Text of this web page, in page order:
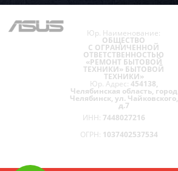
Юр. Наименование:
ОБЩЕСТВО
С ОГРАНИЧЕННОЙ
ОТВЕТСТВЕННОСТЬЮ
«РЕМОНТ БЫТОВОЙ
ТЕХНИКИ» БЫТОВОЙ
ТЕХНИКИ»
Юр. Адрес: 454138,
Челябинская область, город
Челябинск, ул. Чайковского,
д.7
ИНН: 7448027216
ОГРН: 1037402537534